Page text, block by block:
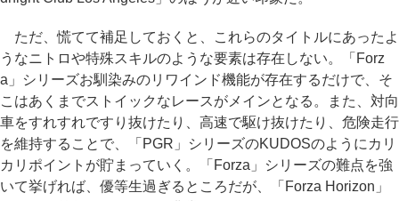
ただ、慌てて補足しておくと、これらのタイトルにあったよ
うなニトロや特殊スキルのような要素は存在しない。「Forz
a」シリーズお馴染みのリワインド機能が存在するだけで、そ
こはあくまでストイックなレースがメインとなる。また、対向
車をすれすれですり抜けたり、高速で駆け抜けたり、危険走行
を維持することで、「PGR」シリーズのKUDOSのようにカリ
カリポイントが貯まっていく。「Forza」シリーズの難点を強
いて挙げれば、優等生過ぎるところだが、「Forza Horizon」